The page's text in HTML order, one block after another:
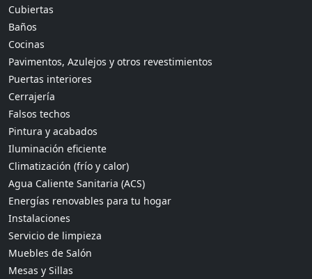
Cubiertas
Baños
Cocinas
Pavimentos, Azulejos y otros revestimientos
Puertas interiores
Cerrajería
Falsos techos
Pintura y acabados
Iluminación eficiente
Climatización (frío y calor)
Agua Caliente Sanitaria (ACS)
Energías renovables para tu hogar
Instalaciones
Servicio de limpieza
Muebles de Salón
Mesas y Sillas